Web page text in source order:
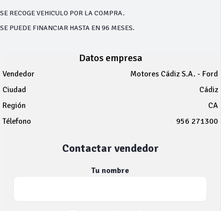
SE RECOGE VEHICULO POR LA COMPRA.
SE PUEDE FINANCIAR HASTA EN 96 MESES.
Datos empresa
Vendedor
Motores Cádiz S.A. - Ford
Ciudad
Cádiz
Región
CA
Télefono
956 271300
Contactar vendedor
Tu nombre